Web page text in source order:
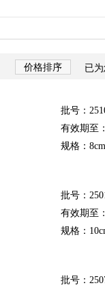
价格排序 已
批号：
有效期至
规格：
批号：
有效期至
规格：
批号：